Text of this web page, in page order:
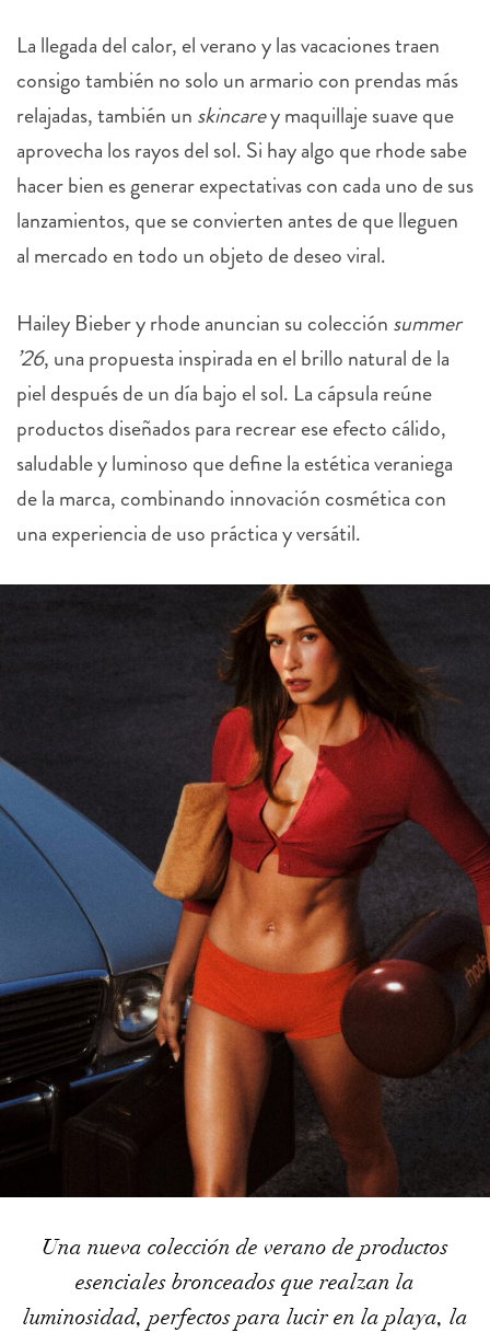
La llegada del calor, el verano y las vacaciones traen
consigo también no solo un armario con prendas más
relajadas, también un skincarey maquillaje suave que
aprovecha los rayos del sol. Si hay algo que rhode sabe
hacer bien es generar expectativas con cada uno de sus
lanzamientos, que se convierten antes de que lleguen
al mercado en todo un objeto de deseo viral.
Hailey Bieber y rhode anuncian su colección summer
’26, una propuesta inspirada en el brillo natural de la
piel después de un día bajo el sol. La cápsula reúne
productos diseñados para recrear ese efecto cálido,
saludable y luminoso que define la estética veraniega
de la marca, combinando innovación cosmética con
una experiencia de uso práctica y versátil.
Una nueva colección de verano de productos
esenciales bronceados que realzan la
luminosidad, perfectos para lucir en la playa, la